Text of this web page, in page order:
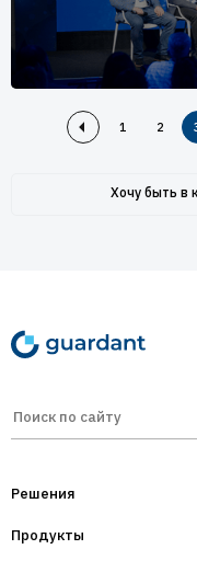
1 2
Хочу быть в
Решения
Лицензирование и защита ПО
Продукты